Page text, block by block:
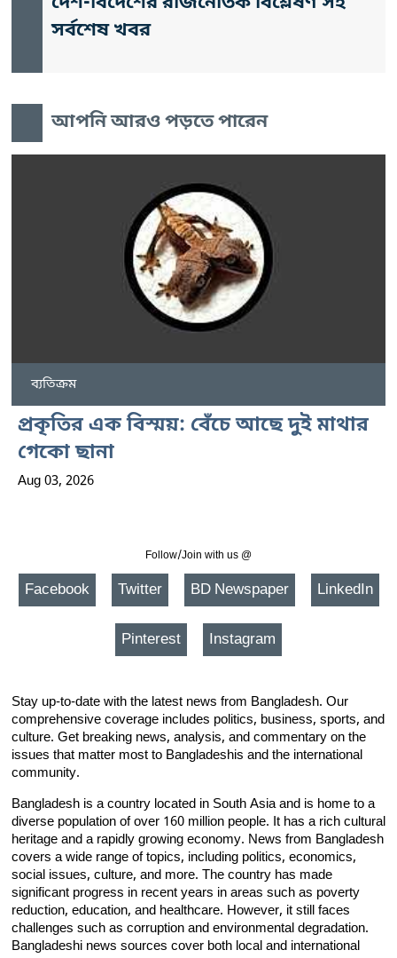
সর্বশেষ খবর
আপনি আরও পড়তে পারেন
ব্যতিক্রম
প্রকৃতির এক বিস্ময়: বেঁচে আছে দুই মাথার
গেকো ছানা
Aug 03, 2026
Follow/Join with us @
Facebook Twitter BD Newspaper LinkedIn
Pinterest Instagram
Stay up-to-date with the latest news from Bangladesh. Our
comprehensive coverage includes politics, business, sports, and
culture. Get breaking news, analysis, and commentary on the
issues that matter most to Bangladeshis and the international
community.
Bangladesh is a country located in South Asia and is home to a
diverse population of over 160 million people. It has a rich cultural
heritage and a rapidly growing economy. News from Bangladesh
covers a wide range of topics, including politics, economics,
social issues, culture, and more. The country has made
significant progress in recent years in areas such as poverty
reduction, education, and healthcare. However, it still faces
challenges such as corruption and environmental degradation.
Bangladeshi news sources cover both local and international